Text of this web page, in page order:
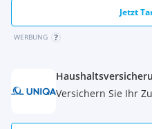
Jetzt
WERBUNG
Versichern Sie Ihr